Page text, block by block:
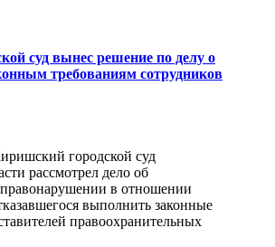
суд вынес решение по делу о
требованиям сотрудников
городской суд
рассмотрел дело об
в отношении
выполнить законные
правоохранительных